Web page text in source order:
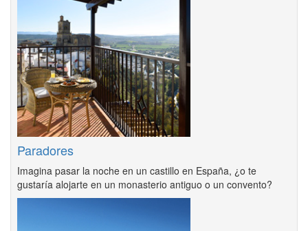
Paradores
Imagina pasar la noche en un castillo en España, ¿o te
gustaría alojarte en un monasterio antiguo o un convento?